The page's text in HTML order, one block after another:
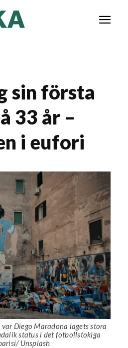
sin första
33 år –
i eufori
Diego Maradona lagets stora
status i det fotbollstokiga
Unsplash